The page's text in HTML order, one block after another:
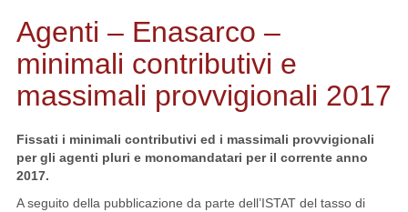
Agenti – Enasarco –
minimali contributivi e
massimali provvigionali 2017
Fissati i minimali contributivi ed i massimali provvigionali
per gli agenti pluri e monomandatari per il corrente anno
2017.
A seguito della pubblicazione da parte dell’ISTAT del tasso di